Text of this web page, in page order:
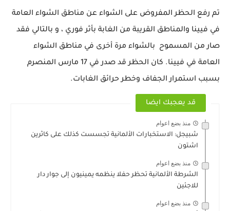
تم رفع الحظر المفروض على الشواء عن مناطق الشواء العامة
في فيينا والمناطق القريبة من الغابة بأثر فوري ، و بالتالي فقد
صار من المسموح بالشواء مرة أخرى في مناطق الشواء
العامة في فيينا. كان الحظر قد صدر في 17 مارس المنصرم
بسبب استمرار الجفاف وخطر حرائق الغابات.
قد يعجبك ايضا
منذ بضع اعوام
شبيجل: الاستخبارات الألمانية تجسست كذلك على كاثرين
اشتون
منذ بضع اعوام
الشرطة الألمانية تحظر حفلا ينظمه يمينيون إلى جوار دار
للاجئين
منذ بضع اعوام